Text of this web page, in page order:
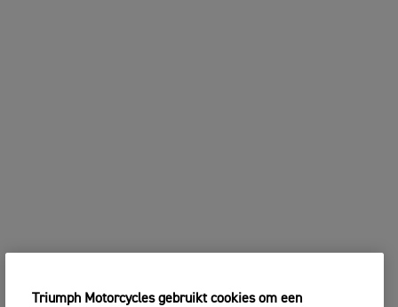
Triumph Motorcycles gebruikt cookies om een